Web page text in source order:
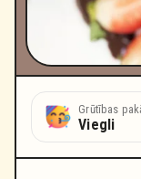
Grūtības
Viegli